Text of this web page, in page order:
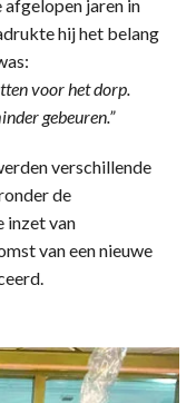
jaren in
hij het belang
voor het dorp.
gebeuren.”
verschillende
de
inzet van
van een nieuwe